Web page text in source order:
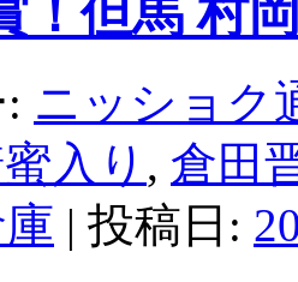
ニッショク
入り , 倉田
| 投稿日: